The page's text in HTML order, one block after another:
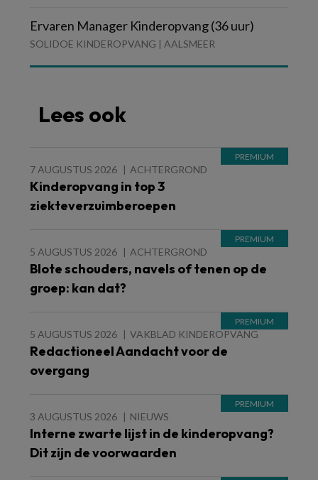
Ervaren Manager Kinderopvang (36 uur)
SOLIDOE KINDEROPVANG | AALSMEER
Lees ook
7 AUGUSTUS 2026 ACHTERGROND
Kinderopvang in top 3
ziekteverzuimberoepen
5 AUGUSTUS 2026 ACHTERGROND
Blote schouders, navels of tenen op de
groep: kan dat?
5 AUGUSTUS 2026 VAKBLAD KINDEROPVANG
Redactioneel Aandacht voor de
overgang
3 AUGUSTUS 2026 NIEUWS
Interne zwarte lijst in de kinderopvang?
Dit zijn de voorwaarden